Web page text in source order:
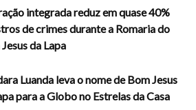
integrada reduz em quase 40%
de crimes durante a Romaria do
da Lapa
Luanda leva o nome de Bom Jesus
para a Globo no Estrelas da Casa